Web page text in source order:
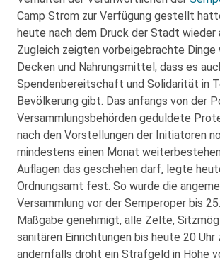
Camp Strom zur Verfügung gestellt
heute nach dem Druck der Stadt
Zugleich zeigten vorbeigebrachte Dinge
Decken und Nahrungsmittel, dass es
Spendenbereitschaft und Solidarität in
Bevölkerung gibt. Das anfangs von der
Versammlungsbehörden geduldete
nach den Vorstellungen der Initiatoren
mindestens einen Monat
Auflagen das geschehen darf, legte
Ordnungsamt fest. So wurde die
Versammlung vor der Semperoper bis
Maßgabe genehmigt, alle Zelte,
sanitären Einrichtungen bis heute 20
andernfalls droht ein Strafgeld in Höhe